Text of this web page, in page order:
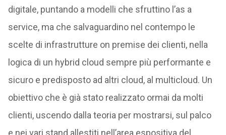
digitale, puntando a modelli che sfruttino l’as a
service, ma che salvaguardino nel contempo le
scelte di infrastrutture on premise dei clienti, nella
logica di un hybrid cloud sempre più performante e
sicuro e predisposto ad altri cloud, al multicloud. Un
obiettivo che è già stato realizzato ormai da molti
clienti, uscendo dalla teoria per mostrarsi, sul palco
e nei vari stand allestiti nell’area espositiva del